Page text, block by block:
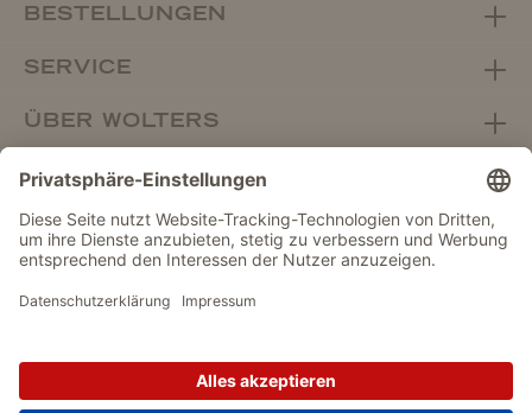
BESTELLUNGEN
SERVICE
ÜBER WOLTERS
FACHHANDEL
Vertrag widerrufen